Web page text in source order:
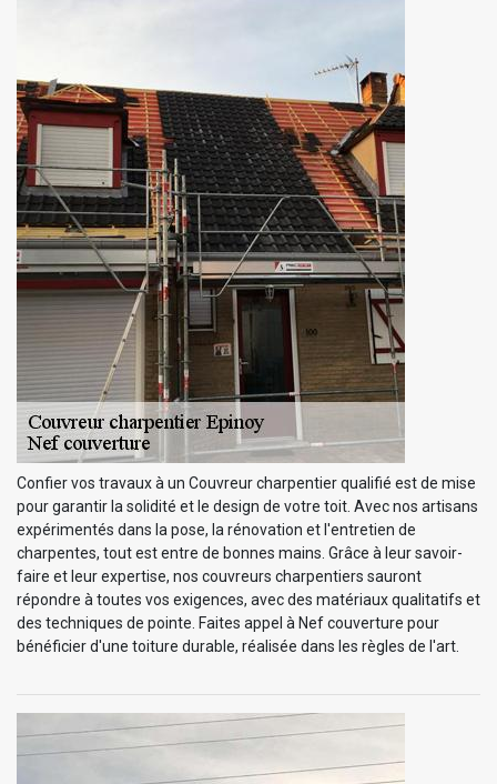
Confier vos travaux à un Couvreur charpentier qualifié est de mise
pour garantir la solidité et le design de votre toit. Avec nos artisans
expérimentés dans la pose, la rénovation et l'entretien de
charpentes, tout est entre de bonnes mains. Grâce à leur savoir-
faire et leur expertise, nos couvreurs charpentiers sauront
répondre à toutes vos exigences, avec des matériaux qualitatifs et
des techniques de pointe. Faites appel à Nef couverture pour
bénéficier d'une toiture durable, réalisée dans les règles de l'art.